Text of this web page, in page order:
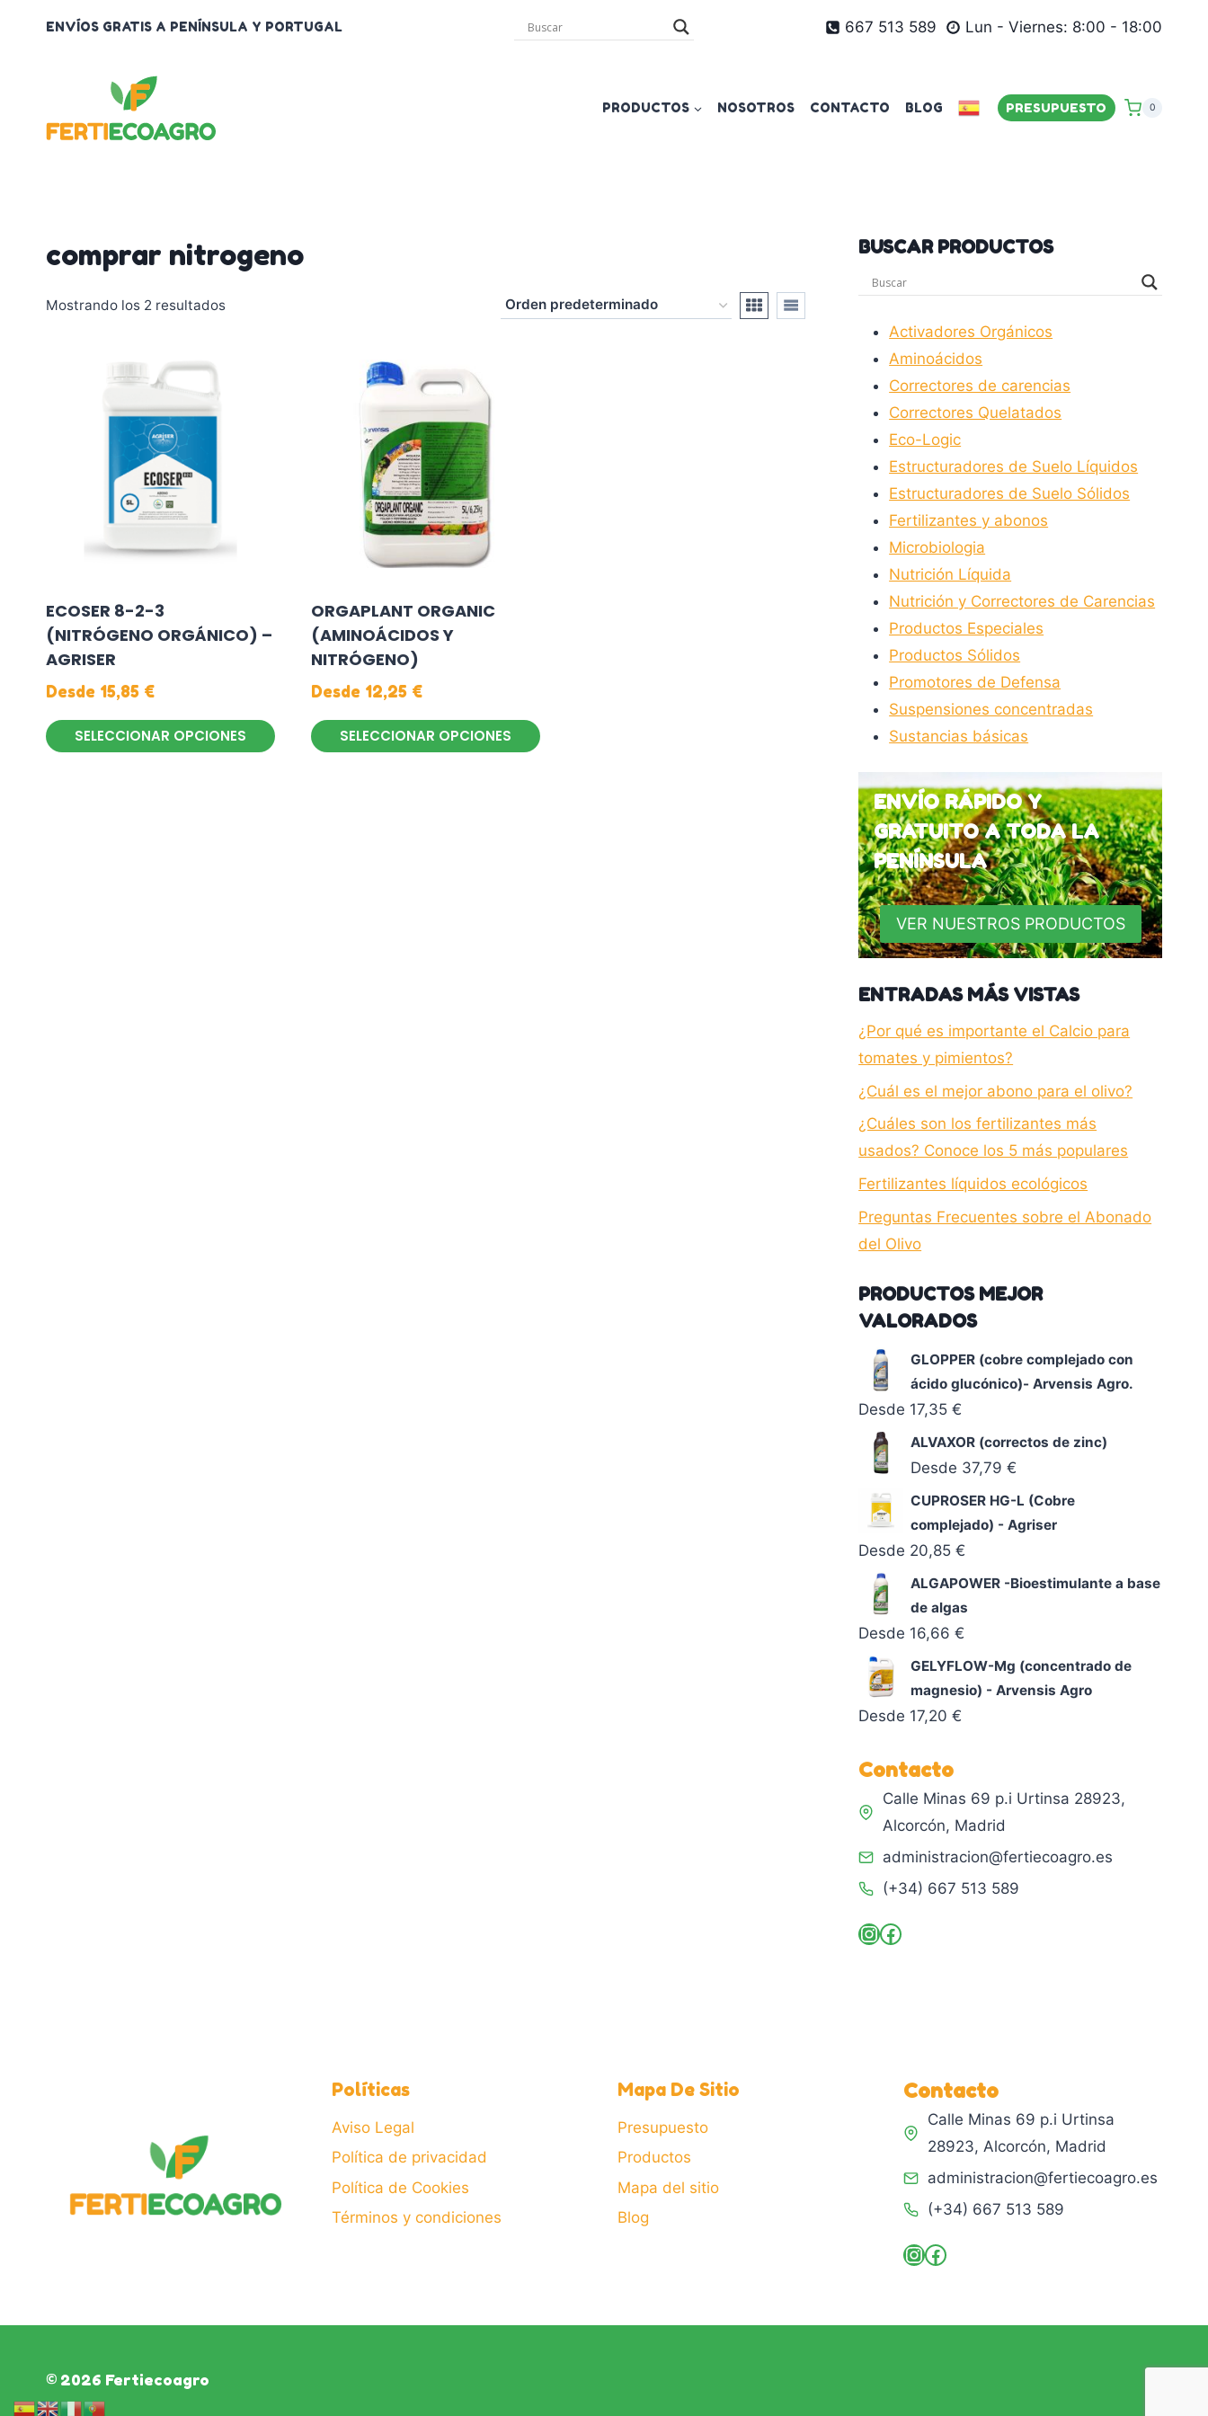
ENVÍOS GRATIS A PENÍNSULA Y PORTUGAL 667 513 589 Lun - Viernes: 8:00 - 18:00
PRODUCTOS NOSOTROS CONTACTO BLOG PRESUPUESTO 0
comprar nitrogeno
Mostrando los 2 resultados
ECOSER 8-2-3
(NITRÓGENO ORGÁNICO) –
AGRISER
Desde 15,85 €
SELECCIONAR OPCIONES
ORGAPLANT ORGANIC
(AMINOÁCIDOS Y
NITRÓGENO)
Desde 12,25 €
SELECCIONAR OPCIONES
BUSCAR PRODUCTOS
Activadores Orgánicos
Aminoácidos
Correctores de carencias
Correctores Quelatados
Eco-Logic
Estructuradores de Suelo Líquidos
Estructuradores de Suelo Sólidos
Fertilizantes y abonos
Microbiologia
Nutrición Líquida
Nutrición y Correctores de Carencias
Productos Especiales
Productos Sólidos
Promotores de Defensa
Suspensiones concentradas
Sustancias básicas
ENVÍO RÁPIDO Y
GRATUITO A TODA LA
PENÍNSULA
VER NUESTROS PRODUCTOS
ENTRADAS MÁS VISTAS
¿Por qué es importante el Calcio para
tomates y pimientos?
¿Cuál es el mejor abono para el olivo?
¿Cuáles son los fertilizantes más
usados? Conoce los 5 más populares
Fertilizantes líquidos ecológicos
Preguntas Frecuentes sobre el Abonado
del Olivo
PRODUCTOS MEJOR
VALORADOS
GLOPPER (cobre complejado con
ácido glucónico)- Arvensis Agro.
Desde 17,35€
ALVAXOR (correctos de zinc)
Desde 37,79€
CUPROSER HG-L (Cobre
complejado) - Agriser
Desde 20,85€
ALGAPOWER -Bioestimulante a base
de algas
Desde 16,66€
GELYFLOW-Mg (concentrado de
magnesio) - Arvensis Agro
Desde 17,20€
Contacto
Calle Minas 69 p.i Urtinsa 28923,
Alcorcón, Madrid
administracion@fertiecoagro.es
(+34) 667 513 589
Instagram
Facebook
Políticas
Aviso Legal
Política de privacidad
Política de Cookies
Términos y condiciones
Mapa De Sitio
Presupuesto
Productos
Mapa del sitio
Blog
Contacto
Calle Minas 69 p.i Urtinsa
28923, Alcorcón, Madrid
administracion@fertiecoagro.es
(+34) 667 513 589
Instagram
Facebook
© 2026 Fertiecoagro